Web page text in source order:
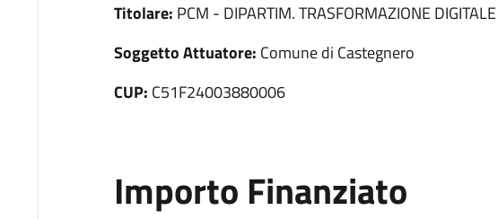
Titolare: PCM - DIPARTIM. TRASFORMAZIONE DIGITALE
Soggetto Attuatore: Comune di Castegnero
CUP: C51F24003880006
Importo Finanziato